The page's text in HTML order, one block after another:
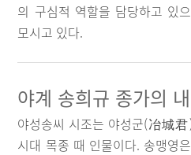
의 구심적 역할을 담당하고 있
모시고 있다.
야계 송희규 종가의
야성송씨 시조는 야성군(冶城
시대 목종 때 인물이다. 송맹영